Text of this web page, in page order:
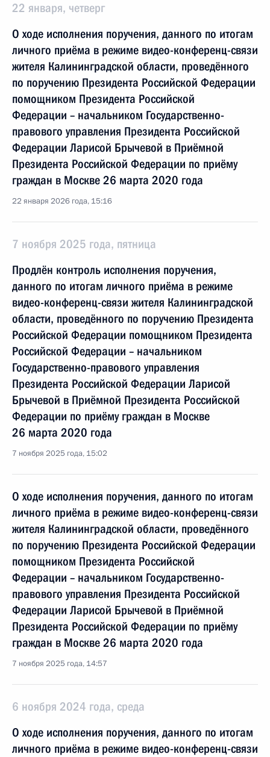
22 января, четверг
О ходе исполнения поручения, данного по итогам
личного приёма в режиме видео-конференц-связи
жителя Калининградской области, проведённого
по поручению Президента Российской Федерации
помощником Президента Российской
Федерации – начальником Государственно-
правового управления Президента Российской
Федерации Ларисой Брычевой в Приёмной
Президента Российской Федерации по приёму
граждан в Москве 26 марта 2020 года
22 января 2026 года, 15:16
7 ноября 2025 года, пятница
Продлён контроль исполнения поручения,
данного по итогам личного приёма в режиме
видео-конференц-связи жителя Калининградской
области, проведённого по поручению Президента
Российской Федерации помощником Президента
Российской Федерации – начальником
Государственно-правового управления
Президента Российской Федерации Ларисой
Брычевой в Приёмной Президента Российской
Федерации по приёму граждан в Москве
26 марта 2020 года
7 ноября 2025 года, 15:02
О ходе исполнения поручения, данного по итогам
личного приёма в режиме видео-конференц-связи
жителя Калининградской области, проведённого
по поручению Президента Российской Федерации
помощником Президента Российской
Федерации – начальником Государственно-
правового управления Президента Российской
Федерации Ларисой Брычевой в Приёмной
Президента Российской Федерации по приёму
граждан в Москве 26 марта 2020 года
7 ноября 2025 года, 14:57
6 ноября 2024 года, среда
О ходе исполнения поручения, данного по итогам
личного приёма в режиме видео-конференц-связи